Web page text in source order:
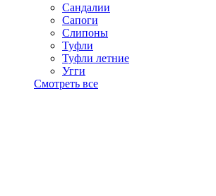
Сандалии
Сапоги
Слипоны
Туфли
Туфли летние
Угги
Смотреть все